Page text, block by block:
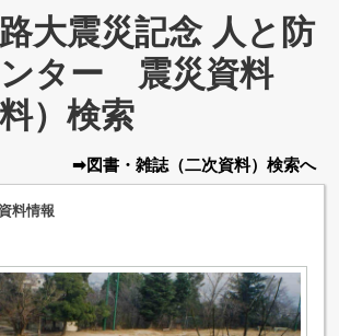
大震災記念 人と防
ター 震災資料
）検索
➡図書・雑誌（二次資料） 検索へ
資料情報